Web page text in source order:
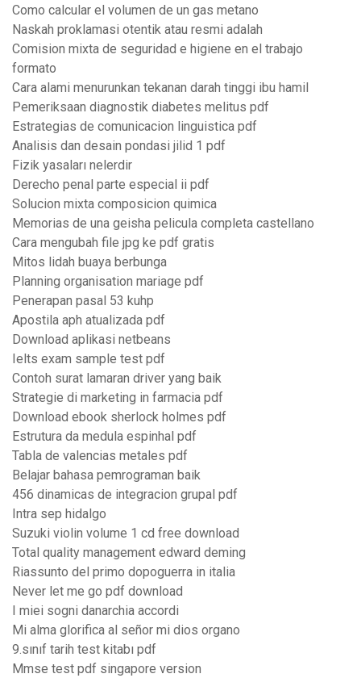
Como calcular el volumen de un gas metano
Naskah proklamasi otentik atau resmi adalah
Comision mixta de seguridad e higiene en el trabajo
formato
Cara alami menurunkan tekanan darah tinggi ibu hamil
Pemeriksaan diagnostik diabetes melitus pdf
Estrategias de comunicacion linguistica pdf
Analisis dan desain pondasi jilid 1 pdf
Fizik yasaları nelerdir
Derecho penal parte especial ii pdf
Solucion mixta composicion quimica
Memorias de una geisha pelicula completa castellano
Cara mengubah file jpg ke pdf gratis
Mitos lidah buaya berbunga
Planning organisation mariage pdf
Penerapan pasal 53 kuhp
Apostila aph atualizada pdf
Download aplikasi netbeans
Ielts exam sample test pdf
Contoh surat lamaran driver yang baik
Strategie di marketing in farmacia pdf
Download ebook sherlock holmes pdf
Estrutura da medula espinhal pdf
Tabla de valencias metales pdf
Belajar bahasa pemrograman baik
456 dinamicas de integracion grupal pdf
Intra sep hidalgo
Suzuki violin volume 1 cd free download
Total quality management edward deming
Riassunto del primo dopoguerra in italia
Never let me go pdf download
I miei sogni danarchia accordi
Mi alma glorifica al señor mi dios organo
9.sınıf tarih test kitabı pdf
Mmse test pdf singapore version